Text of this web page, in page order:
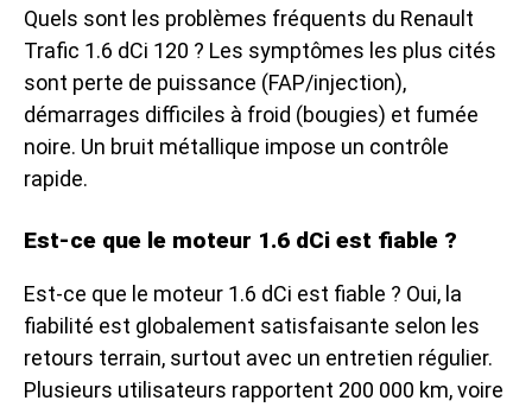
Quels sont les problèmes fréquents du Renault
Trafic 1.6 dCi 120 ? Les symptômes les plus cités
sont perte de puissance (FAP/injection),
démarrages difficiles à froid (bougies) et fumée
noire. Un bruit métallique impose un contrôle
rapide.
Est-ce que le moteur 1.6 dCi est fiable ?
Est-ce que le moteur 1.6 dCi est fiable ? Oui, la
fiabilité est globalement satisfaisante selon les
retours terrain, surtout avec un entretien régulier.
Plusieurs utilisateurs rapportent 200 000 km, voire